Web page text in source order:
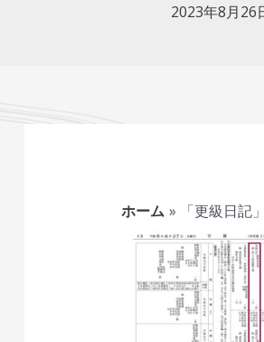
2023年8月26
ホーム
「更級日記